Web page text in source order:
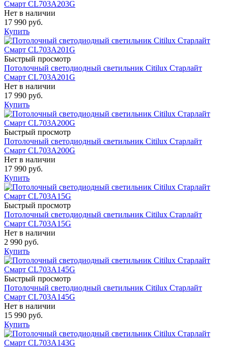
Смарт CL703A203G
Нет в наличии
17 990 руб.
Купить
Быстрый просмотр
Потолочный светодиодный светильник Citilux Старлайт
Смарт CL703A201G
Нет в наличии
17 990 руб.
Купить
Быстрый просмотр
Потолочный светодиодный светильник Citilux Старлайт
Смарт CL703A200G
Нет в наличии
17 990 руб.
Купить
Быстрый просмотр
Потолочный светодиодный светильник Citilux Старлайт
Смарт CL703A15G
Нет в наличии
2 990 руб.
Купить
Быстрый просмотр
Потолочный светодиодный светильник Citilux Старлайт
Смарт CL703A145G
Нет в наличии
15 990 руб.
Купить